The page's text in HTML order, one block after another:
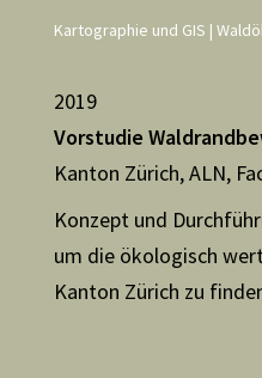
Kartographie und GIS |
2019
Vorstudie
Kanton Zürich, ALN,
Konzept und
um die ökologisch
Kanton Zürich zu